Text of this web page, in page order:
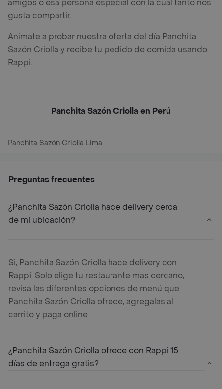
amigos o esa persona especial con la cual tanto nos
gusta compartir.
Anímate a probar nuestra oferta del día Panchita
Sazón Criolla y recibe tu pedido de comida usando
Rappi.
Panchita Sazón Criolla en Perú
Panchita Sazón Criolla Lima
Preguntas frecuentes
¿Panchita Sazón Criolla hace delivery cerca
de mi ubicación?
Si, Panchita Sazón Criolla hace delivery con
Rappi. Solo elige tu restaurante mas cercano,
revisa las diferentes opciones de menú que
Panchita Sazón Criolla ofrece, agregalas al
carrito y paga online
¿Panchita Sazón Criolla ofrece con Rappi 15
días de entrega gratis?